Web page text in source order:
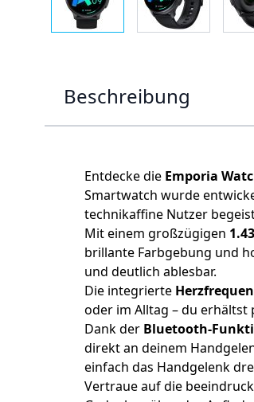
Beschreibung
Entdecke die Emporia
Smartwatch wurde
technikaffine Nutzer
Mit einem großzügigen
brillante Farbgebung und
und deutlich ablesbar.
Die integrierte
oder im Alltag – du erhältst
Dank der Bluetooth-
direkt an deinem
einfach das Handgelenk
Vertraue auf die